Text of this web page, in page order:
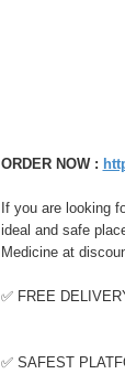
ORDER NOW :
If you are looking
ideal and safe
Medicine at
✅ FREE
✅ SAFEST